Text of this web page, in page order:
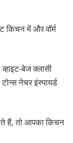
किचन में और वॉर्म
बेज क्लासी
नेचर इंस्पायर्ड
हैं, तो आपका किचन